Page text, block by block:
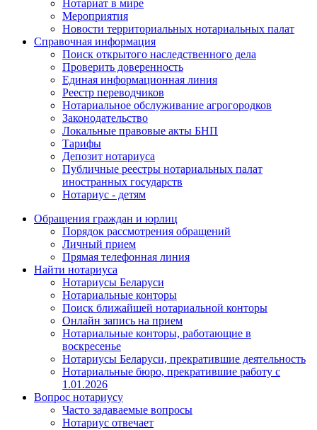
Нотариат в мире
Мероприятия
Новости территориальных нотариальных палат
Справочная информация
Поиск открытого наследственного дела
Проверить доверенность
Единая информационная линия
Реестр переводчиков
Нотариальное обслуживание агрогородков
Законодательство
Локальные правовые акты БНП
Тарифы
Депозит нотариуса
Публичные реестры нотариальных палат
иностранных государств
Нотариус - детям
Обращения граждан и юрлиц
Порядок рассмотрения обращений
Личный прием
Прямая телефонная линия
Найти нотариуса
Нотариусы Беларуси
Нотариальные конторы
Поиск ближайшей нотариальной конторы
Онлайн запись на прием
Нотариальные конторы, работающие в
воскресенье
Нотариусы Беларуси, прекратившие деятельность
Нотариальные бюро, прекратившие работу с
1.01.2026
Вопрос нотариусу
Часто задаваемые вопросы
Нотариус отвечает